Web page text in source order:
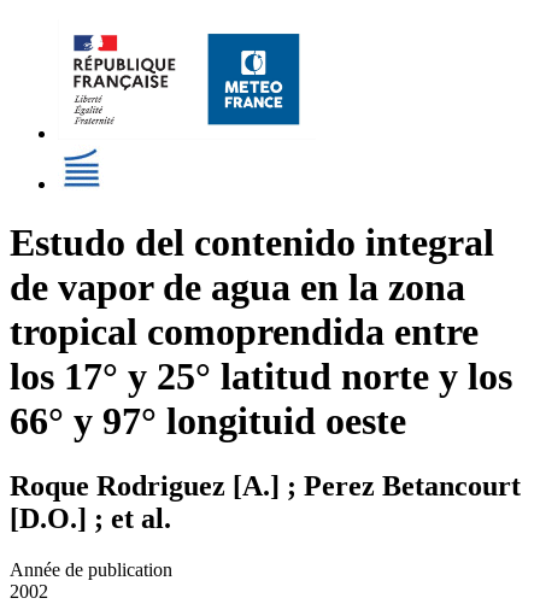
Estudo del contenido integral
de vapor de agua en la zona
tropical comoprendida entre
los 17° y 25° latitud norte y los
66° y 97° longituid oeste
Roque Rodriguez [A.] ; Perez Betancourt
[D.O.] ; et al.
Année de publication
2002